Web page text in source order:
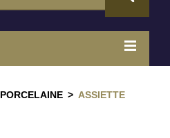
PORCELAINE > ASSIETTE